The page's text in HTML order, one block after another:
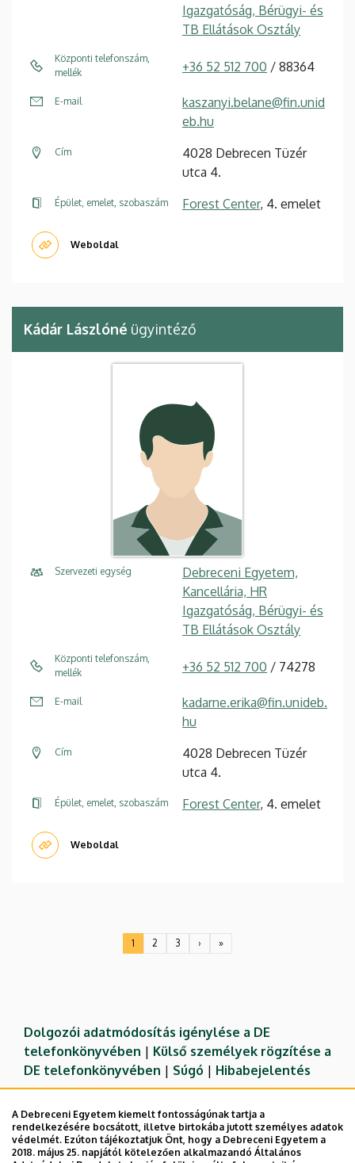
Igazgatóság, Bérügyi- és
TB Ellátások Osztály
Központi telefonszám,
mellék
+36 52 512 700 / 88364
E-mail
kaszanyi.belane@fin.unid
eb.hu
Cím
4028 Debrecen Tüzér
utca 4.
Épület, emelet, szobaszám Forest Center, 4. emelet
Weboldal
Kádár Lászlóné ügyintéző
Szervezeti egység
Debreceni Egyetem,
Kancellária, HR
Igazgatóság, Bérügyi- és
TB Ellátások Osztály
Központi telefonszám,
mellék
+36 52 512 700 / 74278
E-mail
kadarne.erika@fin.unideb.
hu
Cím
4028 Debrecen Tüzér
utca 4.
Épület, emelet, szobaszám Forest Center, 4. emelet
Weboldal
Jelenlegi
1
Oldal
2
Oldal
3
Következő
›
Utolsó
»
Dolgozói adatmódosítás igénylése a DE
telefonkönyvében | Külső személyek rögzítése a
DE telefonkönyvében | Súgó | Hibabejelentés
A Debreceni Egyetem kiemelt fontosságúnak tartja a
rendelkezésére bocsátott, illetve birtokába jutott személyes adatok
védelmét. Ezúton tájékoztatjuk Önt, hogy a Debreceni Egyetem a
2018. május 25. napjától kötelezően alkalmazandó Általános